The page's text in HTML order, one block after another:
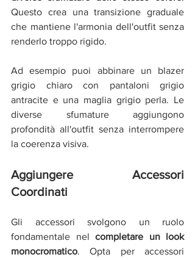
Questo crea una transizione graduale
che mantiene l'armonia dell'outfit senza
renderlo troppo rigido.
Ad esempio puoi abbinare un blazer
grigio chiaro con pantaloni grigio
antracite e una maglia grigio perla. Le
diverse sfumature aggiungono
profondità all'outfit senza interrompere
la coerenza visiva.
Aggiungere Accessori
Coordinati
Gli accessori svolgono un ruolo
fondamentale nel completare un look
monocromatico. Opta per accessori